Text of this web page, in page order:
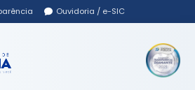
Ouvidoria / e-SIC